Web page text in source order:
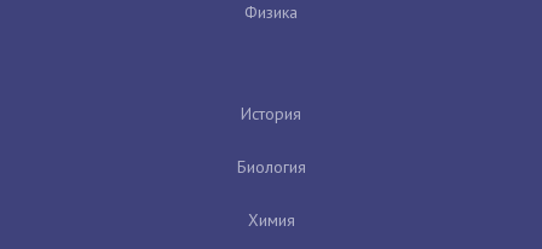
Физика
История
Биология
Химия